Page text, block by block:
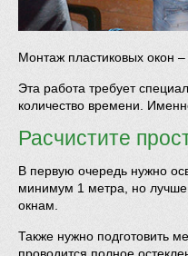
Монтаж пластиковых окон –
Эта работа требует
количество времени.
Расчистите
В первую очередь нужно
минимум 1 метра, но лучше
окнам.
Также нужно подготовить